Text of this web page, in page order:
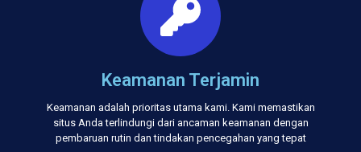
Keamanan Terjamin
Keamanan adalah prioritas utama kami. Kami memastikan
situs Anda terlindungi dari ancaman keamanan dengan
pembaruan rutin dan tindakan pencegahan yang tepat